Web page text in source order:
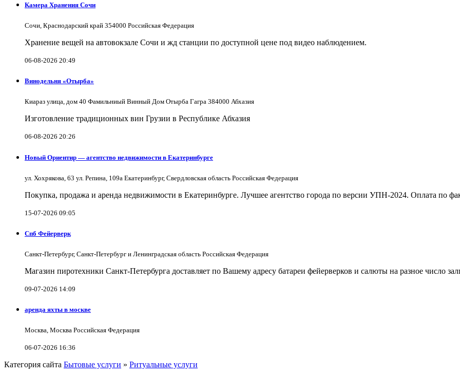
Камера Хранения Сочи
Сочи, Краснодарский край 354000 Российская Федерация
Хранение вещей на автовокзале Сочи и жд станции по доступной цене под видео наблюдением.
06-08-2026 20:49
Винодельня «Отырба»
Киараз улица, дом 40 Фамильниый Винный Дом Отырба Гагра 384000 Абхазия
Изготовление традиционных вин Грузии в Республике Абхазия
06-08-2026 20:26
Новый Ориентир — агентство недвижимости в Екатеринбурге
ул. Хохрякова, 63 ул. Репина, 109a Екатеринбург, Свердловская область Российская Федерация
Покупка, продажа и аренда недвижимости в Екатеринбурге. Лучшее агентство города по версии УПН-2024. Оплата по
15-07-2026 09:05
Спб Фейерверк
Санкт-Петербург, Санкт-Петербург и Ленинградская область Российская Федерация
Магазин пиротехники Санкт-Петербурга доставляет по Вашему адресу батареи фейерверков и салюты на разное число
09-07-2026 14:09
аренда яхты в москве
Москва, Москва Российская Федерация
06-07-2026 16:36
Категория сайта Бытовые услуги » Ритуальные услуги